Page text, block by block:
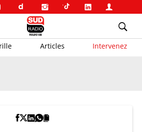
Articles Intervenez